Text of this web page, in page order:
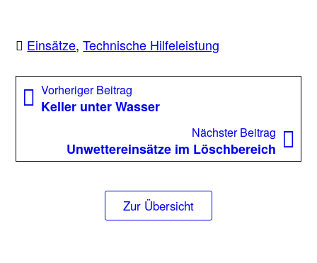
Einsätze,Technische Hilfeleistung
Beitragsnavigation
Vorheriger Beitrag
Beitrag:
Keller unter Wasser
Nächster Beitrag
Unwettereinsätze im Löschbereich
Zur Übersicht